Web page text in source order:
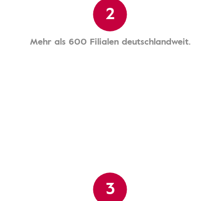
2
Mehr als 600 Filialen deutschlandweit.
3